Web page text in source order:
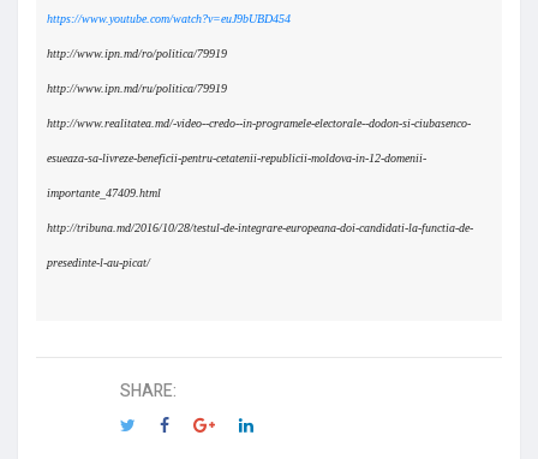
https://www.youtube.com/watch?v=euJ9bUBD454
http://www.ipn.md/ro/politica/79919
http://www.ipn.md/ru/politica/79919
http://www.realitatea.md/-video--credo--in-programele-electorale--dodon-si-ciubasenco-
esueaza-sa-livreze-beneficii-pentru-cetatenii-republicii-moldova-in-12-domenii-
importante_47409.html
http://tribuna.md/2016/10/28/testul-de-integrare-europeana-doi-candidati-la-functia-de-
presedinte-l-au-picat/
SHARE: